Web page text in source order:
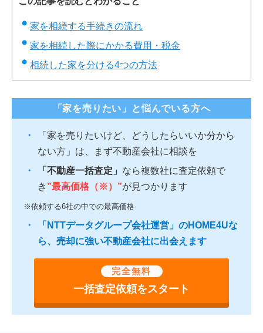
家を相続する手続きの流れ
家を相続した際にかかる費用・税金
相続した家を分ける4つの方法
「家を売りたい」と悩んでいる方へ
「家を売りたいけど、どうしたらいいか分から
ない方」は、まず不動産会社に相談を
「不動産一括査定」 なら複数社に査定依頼で
き ”最高価格（※）”が見つかります
※依頼する6社の中での最高価格
「NTTデータグループ会社運営」のHOME4Uな
ら、売却に強い不動産会社に出会えます
完全無料
一括査定依頼をスタート